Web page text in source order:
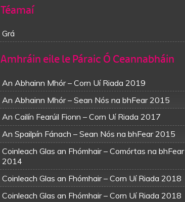
Téamaí
Grá
Amhráin eile le Páraic Ó Ceannabháin
An Abhainn Mhór – Corn Uí Riada 2019
An Abhainn Mhór – Sean Nós na bhFear 2015
An Cailín Fearúil Fionn – Corn Uí Riada 2017
An Spailpín Fánach – Sean Nós na bhFear 2015
Coinleach Glas an Fhómhair – Comórtas na bhFear
2014
Coinleach Glas an Fhómhair – Corn Uí Riada 2018
Coinleach Glas an Fhómhair – Corn Uí Riada 2018